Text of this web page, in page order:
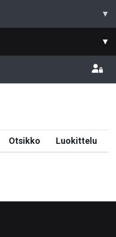
▾
▾
Otsikko Luokittelu